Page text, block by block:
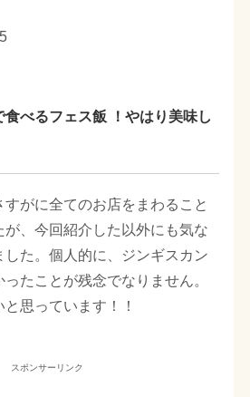
べるフェス飯 ！やはり美味し
がに全てのお店をまわること
が、今回紹介した以外にも気な
した。個人的に、ジンギスカン
たことが残念でなりません。
思っています！！
スポンサーリンク